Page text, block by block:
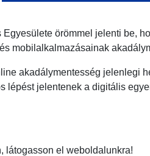
örömmel jelenti be,
mobilalkalmazásainak
akadálymentesség jelenlegi
lépést jelentenek a digitális
látogasson el weboldalunkra!